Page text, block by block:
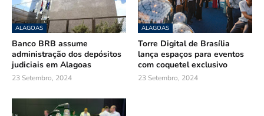
ALAGOAS
Banco BRB assume
administração dos depósitos
judiciais em Alagoas
23 Setembro, 2024
ALAGOAS
Torre Digital de Brasília
lança espaços para eventos
com coquetel exclusivo
23 Setembro, 2024